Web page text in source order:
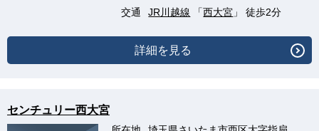
交通
JR川越線 「西大宮 」 徒歩2分
詳細を見る
センチュリー西大宮